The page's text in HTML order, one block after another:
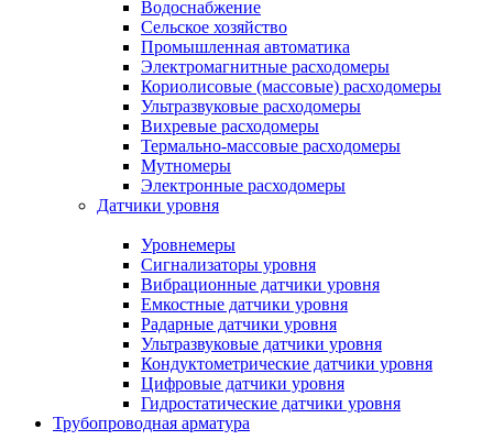
Водоснабжение
Сельское хозяйство
Промышленная автоматика
Электромагнитные расходомеры
Кориолисовые (массовые) расходомеры
Ультразвуковые расходомеры
Вихревые расходомеры
Термально-массовые расходомеры
Мутномеры
Электронные расходомеры
Датчики уровня
Уровнемеры
Сигнализаторы уровня
Вибрационные датчики уровня
Емкостные датчики уровня
Радарные датчики уровня
Ультразвуковые датчики уровня
Кондуктометрические датчики уровня
Цифровые датчики уровня
Гидростатические датчики уровня
Трубопроводная арматура